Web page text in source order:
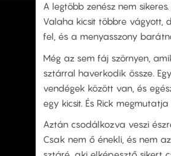
A legtöbb zenész nem
Valaha kicsit többre vágyott,
fel, és a menyasszony
Még az sem fáj szörnyen,
sztárral haverkodik össze.
vendégek között van, és
egy kicsit. És Rick
Aztán csodálkozva veszi
Csak nem ő énekli, és nem